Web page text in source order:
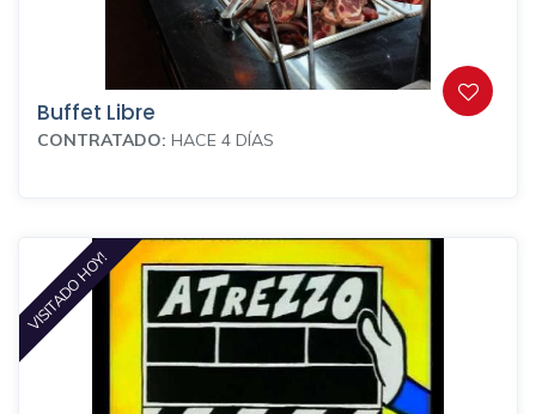
Buffet Libre
CONTRATADO: HACE 4 DÍAS
VISITADO HOY!